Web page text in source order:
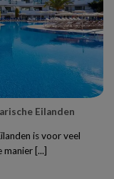
Eilanden
is voor veel
[...]